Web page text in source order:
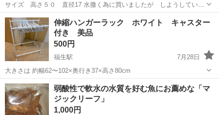
サイズ 高さ５０ 直径17 水撒く為に買いましたが しようしていま
せん。 主に 水撒き 除草剤に使って下さい。 自宅に保管してありま
す。
東京 福生市 福生駅
伸縮ハンガーラック ホワイト キャスター
付き 美品
500円
福生駅
7月28日
大きさは 約幅62〜102×奥行き37×高さ80cm
東京 福生市 福生駅 その他 キャスター
弱酸性で軟水の水質を好む魚にお薦めな「マ
ジックリーフ」
1,000円